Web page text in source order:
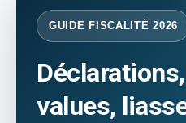
GUIDE FISCALITÉ 2026
values,